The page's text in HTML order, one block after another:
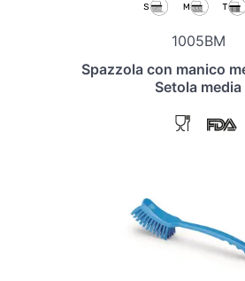
1005BM
Spazzola con manico
Setola media